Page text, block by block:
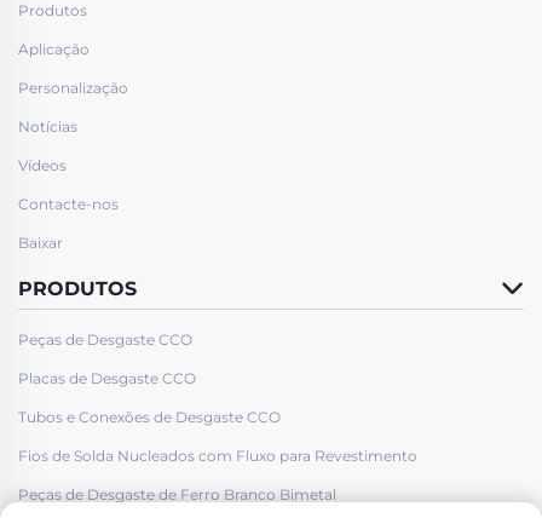
Produtos
Aplicação
Personalização
Notícias
Vídeos
Contacte-nos
Baixar
PRODUTOS
Peças de Desgaste CCO
Placas de Desgaste CCO
Tubos e Conexões de Desgaste CCO
Fios de Solda Nucleados com Fluxo para Revestimento
Peças de Desgaste de Ferro Branco Bimetal